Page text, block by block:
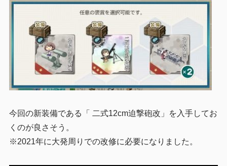
今回の新装備である「 二式12cm迫撃砲改」を入手してお
くのが良さそう。
※2021年に大発周りでの改修に必要になりました。